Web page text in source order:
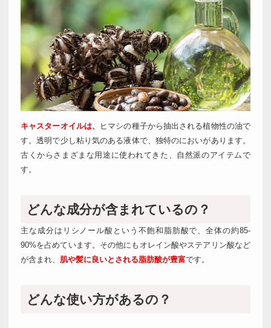
キャスターオイルは、
ヒマシの種子から抽出される植物性の油で
す。透明で少し粘り気のある液体で、独特のにおいがあります。
古くからさまざまな用途に使われてきた、自然派のアイテムで
す。
どんな成分が含まれているの？
主な成分はリシノール酸という不飽和脂肪酸で、全体の約85-
90%を占めています。その他にもオレイン酸やステアリン酸など
が含まれ、 肌や髪に良いとされる脂肪酸が豊富です。
どんな使い方があるの？